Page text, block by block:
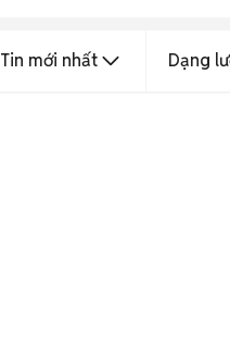
Tin mới nhất Dạng